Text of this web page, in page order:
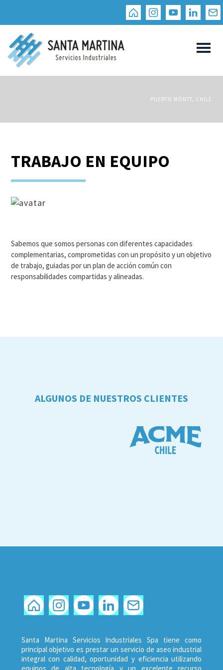
PUERTO MONTT, CHILE
TRABAJO EN EQUIPO
Sabemos que somos personas con diferentes capacidades
complementarias, comprometidas con un propósito y un objetivo
de trabajo, guiadas por un plan de acción común con
responsabilidades compartidas y alineadas.
ALGUNOS DE NUESTROS CLIENTES
Santa Martina Servicios Industriales Spa tiene como
principal objetivo es prestar un servicio de aseo industrial
integral con calidad, oportunidad y eficiencia utilizando